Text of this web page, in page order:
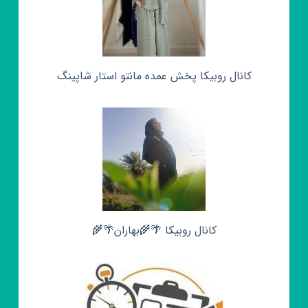
کانال روبیکا پخش عمده مانتو استار شاپینگ
کانال روبیکا 🌴🌾بهاران🌴🌾